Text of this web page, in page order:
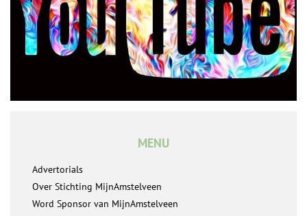
MENU
Advertorials
Over Stichting MijnAmstelveen
Word Sponsor van MijnAmstelveen